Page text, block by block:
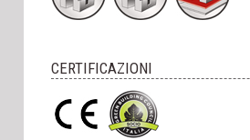
CERTIFICAZIONI